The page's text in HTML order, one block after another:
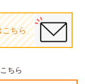
こちら
ちら